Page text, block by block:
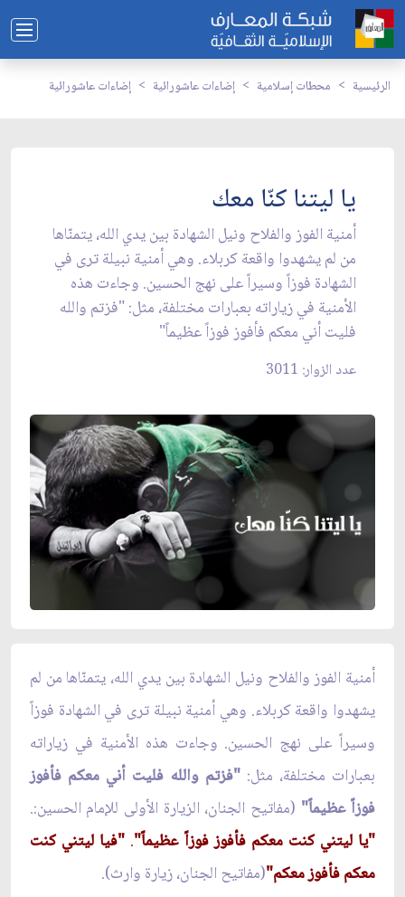
الرئيسية محطات إسلامية إضاءات عاشورائية إضاءات عاشورائية
يا ليتنا كنّا معك
أمنية الفوز والفلاح ونيل الشهادة بين يدي الله، يتمنّاها
من لم يشهدوا واقعة كربلاء. وهي أمنية نبيلة ترى في
الشهادة فوزاً وسيراً على نهج الحسين. وجاءت هذه
الأمنية في زياراته بعبارات مختلفة، مثل: "فزتم والله
فليت أني معكم فأفوز فوزاً عظيماً"
عدد الزوار: 3011
أمنية الفوز والفلاح ونيل الشهادة بين يدي الله، يتمنّاها من لم
يشهدوا واقعة كربلاء. وهي أمنية نبيلة ترى في الشهادة فوزاً
وسيراً على نهج الحسين. وجاءت هذه الأمنية في زياراته
بعبارات مختلفة، مثل:"فزتم والله فليت أني معكم فأفوز
فوزاً عظيماً" (مفاتيح الجنان، الزيارة الأولى للإمام الحسين:.
"يا ليتني كنت معكم فأفوز فوزاً عظيماً"."فيا ليتني كنت
معكم فأفوز معكم"(مفاتيح الجنان، زيارة وارث)
.